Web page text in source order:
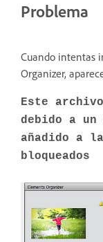
Problema
Cuando intentas
Organizer,
Este
debido a
añadido a
bloqueados